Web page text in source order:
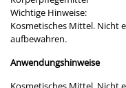
Wichtige Hinweise:
Kosmetisches Mittel. Nicht
aufbewahren.
Anwendungshinweise